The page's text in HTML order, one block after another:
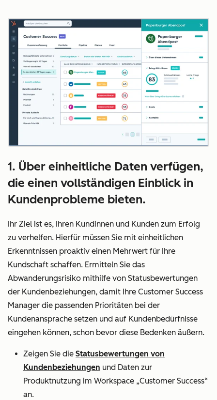
1. Über einheitliche Daten verfügen,
die einen vollständigen Einblick in
Kundenprobleme bieten.
Ihr Ziel ist es, Ihren Kundinnen und Kunden zum Erfolg
zu verhelfen. Hierfür müssen Sie mit einheitlichen
Erkenntnissen proaktiv einen Mehrwert für Ihre
Kundschaft schaffen. Ermitteln Sie das
Abwanderungsrisiko mithilfe von Statusbewertungen
der Kundenbeziehungen, damit Ihre Customer Success
Manager die passenden Prioritäten bei der
Kundenansprache setzen und auf Kundenbedürfnisse
eingehen können, schon bevor diese Bedenken äußern.
Zeigen Sie die Statusbewertungen von
Kundenbeziehungen und Daten zur
Produktnutzung im Workspace „Customer Success“
an.